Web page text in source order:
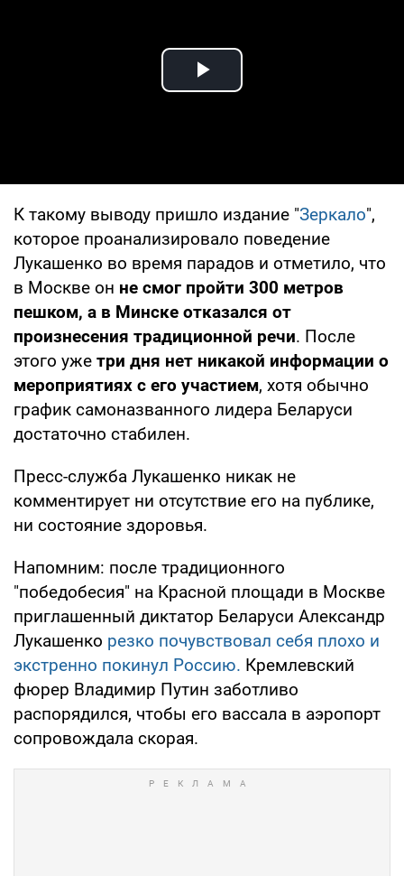
Play Video
К такому выводу пришло издание "Зеркало",
которое проанализировало поведение
Лукашенко во время парадов и отметило, что
в Москве он не смог пройти 300 метров
пешком, а в Минске отказался от
произнесения традиционной речи. После
этого уже три дня нет никакой информации о
мероприятиях с его участием, хотя обычно
график самоназванного лидера Беларуси
достаточно стабилен.
Пресс-служба Лукашенко никак не
комментирует ни отсутствие его на публике,
ни состояние здоровья.
Напомним: после традиционного
"победобесия" на Красной площади в Москве
приглашенный диктатор Беларуси Александр
Лукашенко резко почувствовал себя плохо и
экстренно покинул Россию. Кремлевский
фюрер Владимир Путин заботливо
распорядился, чтобы его вассала в аэропорт
сопровождала скорая.